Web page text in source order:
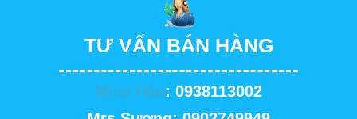
TƯ VẤN BÁN HÀNG
Miss Hảo: 0938113002